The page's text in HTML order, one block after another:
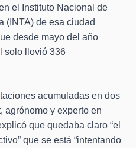
el Instituto Nacional de
(INTA) de esa ciudad
desde mayo del año
solo llovió 336
acumuladas en dos
agrónomo y experto en
que quedaba claro “el
que se está “intentando